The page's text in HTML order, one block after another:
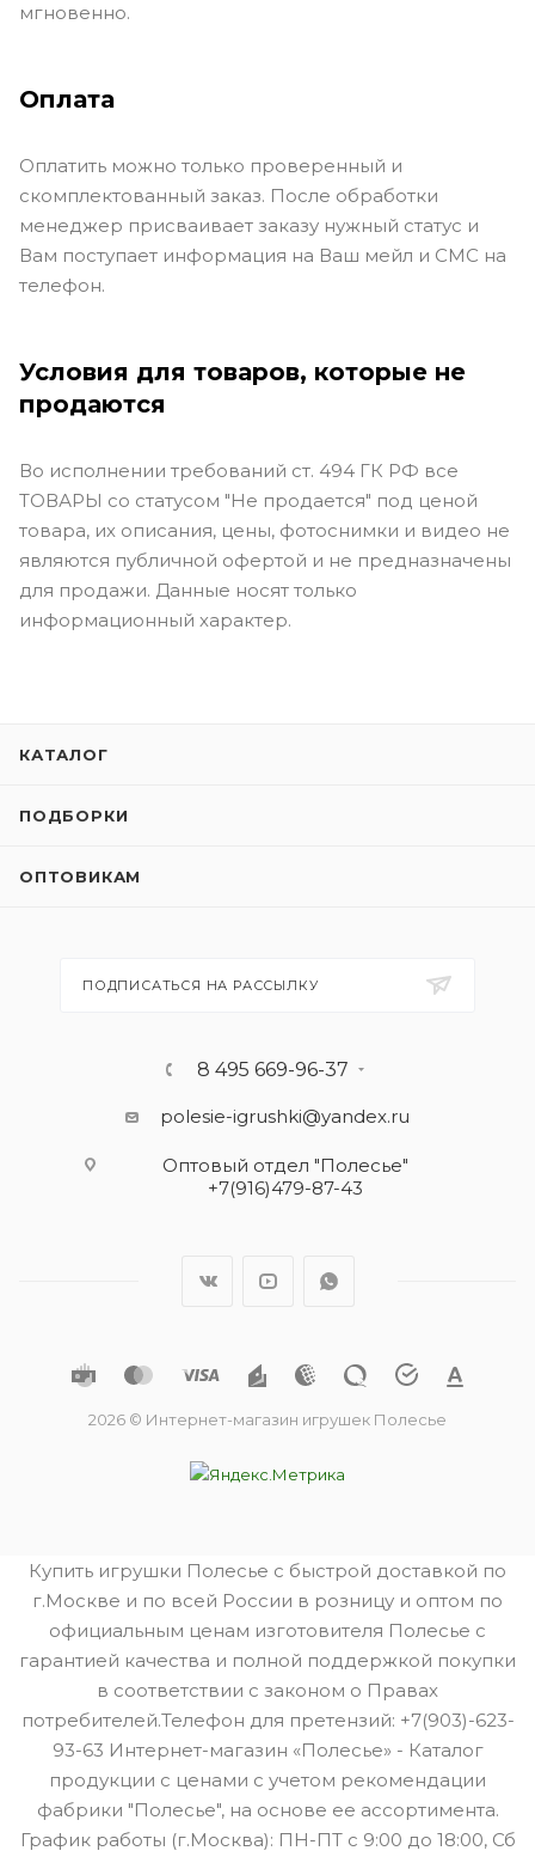
мгновенно.
Оплата
Оплатить можно только проверенный и
скомплектованный заказ. После обработки
менеджер присваивает заказу нужный статус и
Вам поступает информация на Ваш мейл и СМС на
телефон.
Условия для товаров, которые не
продаются
Во исполнении требований ст. 494 ГК РФ все
ТОВАРЫ со статусом "Не продается" под ценой
товара, их описания, цены, фотоснимки и видео не
являются публичной офертой и не предназначены
для продажи. Данные носят только
информационный характер.
КАТАЛОГ
ПОДБОРКИ
ОПТОВИКАМ
ПОДПИСАТЬСЯ НА РАССЫЛКУ
8 495 669-96-37
polesie-igrushki@yandex.ru
Оптовый отдел "Полесье"
+7(916)479-87-43
2026 © Интернет-магазин игрушек Полесье
Купить игрушки Полесье с быстрой доставкой по
г.Москве и по всей России в розницу и оптом по
официальным ценам изготовителя Полесье с
гарантией качества и полной поддержкой покупки
в соответствии с законом о Правах
потребителей.Телефон для претензий: +7(903)-623-
93-63 Интернет-магазин «Полесье» - Каталог
продукции с ценами с учетом рекомендации
фабрики "Полесье", на основе ее ассортимента.
График работы (г.Москва): ПН-ПТ с 9:00 до 18:00, Сб